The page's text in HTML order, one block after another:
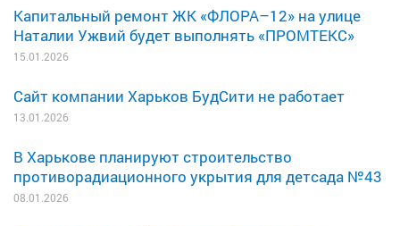
Капитальный ремонт ЖК «ФЛОРА–12» на улице
Наталии Ужвий будет выполнять «ПРОМТЕКС»
15.01.2026
Сайт компании Харьков БудСити не работает
13.01.2026
В Харькове планируют строительство
противорадиационного укрытия для детсада №43
08.01.2026